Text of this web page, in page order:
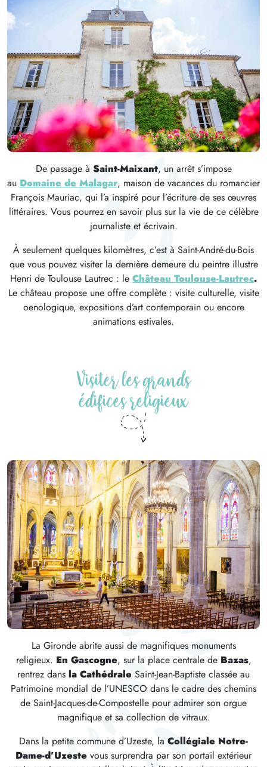
De passage à Saint-Maixant, un arrêt s’impose
au Domaine de Malagar, maison de vacances du romancier
François Mauriac, qui l’a inspiré pour l’écriture de ses œuvres
littéraires. Vous pourrez en savoir plus sur la vie de ce célèbre
journaliste et écrivain.
À seulement quelques kilomètres, c’est à Saint-André-du-Bois
que vous pouvez visiter la dernière demeure du peintre illustre
Henri de Toulouse Lautrec : le Château Toulouse-Lautrec.
Le château propose une offre complète : visite culturelle, visite
oenologique, expositions d’art contemporain ou encore
animations estivales.
Visiter les grands
édifices religieux
La Gironde abrite aussi de magnifiques monuments
religieux. En Gascogne, sur la place centrale de Bazas,
rentrez dans la Cathédrale Saint-Jean-Baptiste classée au
Patrimoine mondial de l’UNESCO dans le cadre des chemins
de Saint-Jacques-de-Compostelle pour admirer son orgue
magnifique et sa collection de vitraux.
Dans la petite commune d’Uzeste, la Collégiale Notre-
Dame-d’Uzeste vous surprendra par son portail extérieur